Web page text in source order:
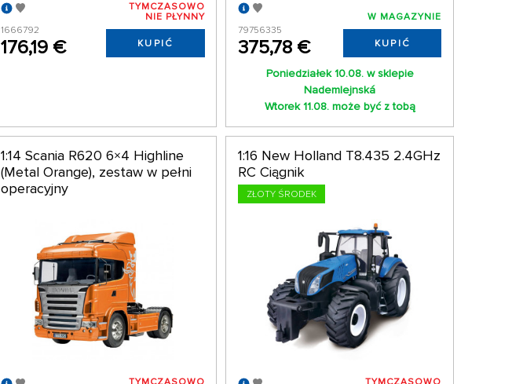
1666792
176,19 €
TYMCZASOWO
NIE PŁYNNY
KUPIĆ
79756335
375,78 €
W MAGAZYNIE
KUPIĆ
Poniedziałek 10.08. w sklepie
Nademlejnská
Wtorek 11.08. może być z tobą
1:14 Scania R620 6×4 Highline
(Metal Orange), zestaw w pełni
operacyjny
1:16 New Holland T8.435 2.4GHz
RC Ciągnik
ZŁOTY ŚRODEK